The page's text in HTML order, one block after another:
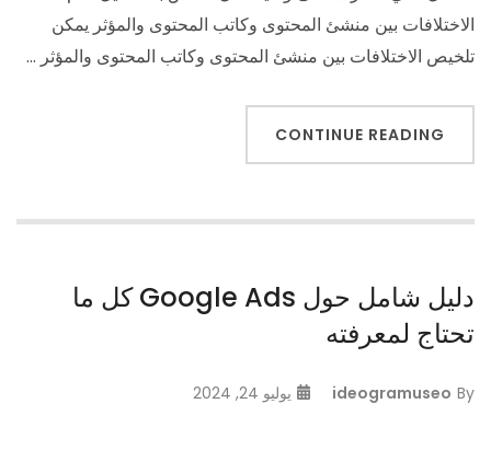
الاختلافات بين منشئ المحتوى وكاتب المحتوى والمؤثر يمكن
تلخيص الاختلافات بين منشئ المحتوى وكاتب المحتوى والمؤثر …
CONTINUE READING
دليل شامل حول Google Ads كل ما
تحتاج لمعرفته
By
ideogramuseo يوليو 24, 2024